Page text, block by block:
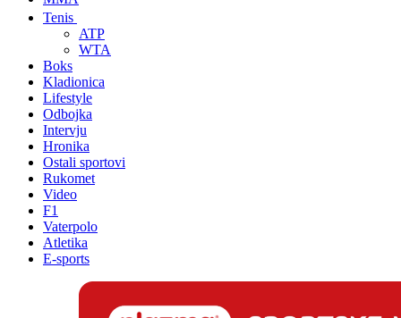
Tenis
ATP
WTA
Boks
Kladionica
Lifestyle
Odbojka
Intervju
Hronika
Ostali sportovi
Rukomet
Video
F1
Vaterpolo
Atletika
E-sports